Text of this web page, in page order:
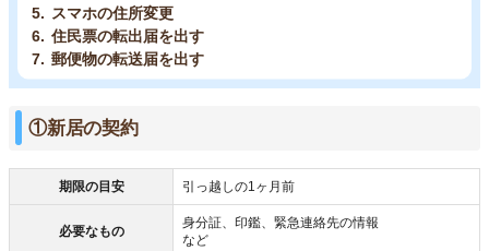
スマホの住所変更
住民票の転出届を出す
郵便物の転送届を出す
①新居の契約
期限の目安 引っ越しの1ヶ月前
必要なもの
身分証、印鑑、緊急連絡先の情報
など